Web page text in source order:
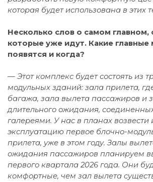
которая будет использована в этих
Несколько слов о самом главном,
которые уже идут. Какие главные
появятся и когда?
— Этот комплекс будет состоять из
модульных зданий: зала прилета,
багажа, зала вылета пассажиров и
длительного ожидания,
галереями. У нас в планах возвести
эксплуатацию первое блочно-
прилета, уже в этом году. Залы
ожидания пассажиров планируем
первого квартала 2026 года. Они
комфортные, чем зал вылета